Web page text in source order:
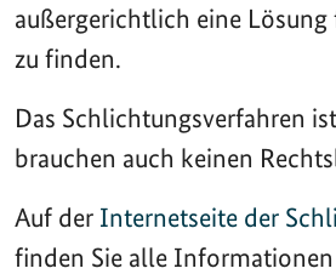
außergerichtlich eine
zu finden.
Das Schlichtungsverfahren
brauchen auch keinen
Auf der Internetseite der
finden Sie alle